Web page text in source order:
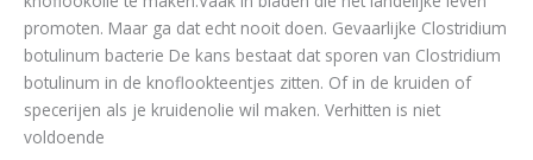
promoten. Maar ga dat echt nooit doen. Gevaarlijke Clostridium
botulinum bacterie De kans bestaat dat sporen van Clostridium
botulinum in de knoflookteentjes zitten. Of in de kruiden of
specerijen als je kruidenolie wil maken. Verhitten is niet
voldoende